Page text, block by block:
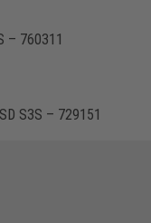
– 760311
S3S – 729151